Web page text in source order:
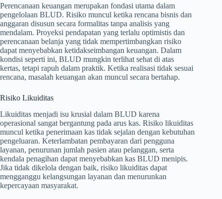
Perencanaan keuangan merupakan fondasi utama dalam
pengelolaan BLUD. Risiko muncul ketika rencana bisnis dan
anggaran disusun secara formalitas tanpa analisis yang
mendalam. Proyeksi pendapatan yang terlalu optimistis dan
perencanaan belanja yang tidak mempertimbangkan risiko
dapat menyebabkan ketidakseimbangan keuangan. Dalam
kondisi seperti ini, BLUD mungkin terlihat sehat di atas
kertas, tetapi rapuh dalam praktik. Ketika realisasi tidak sesuai
rencana, masalah keuangan akan muncul secara bertahap.
Risiko Likuiditas
Likuiditas menjadi isu krusial dalam BLUD karena
operasional sangat bergantung pada arus kas. Risiko likuiditas
muncul ketika penerimaan kas tidak sejalan dengan kebutuhan
pengeluaran. Keterlambatan pembayaran dari pengguna
layanan, penurunan jumlah pasien atau pelanggan, serta
kendala penagihan dapat menyebabkan kas BLUD menipis.
Jika tidak dikelola dengan baik, risiko likuiditas dapat
mengganggu kelangsungan layanan dan menurunkan
kepercayaan masyarakat.